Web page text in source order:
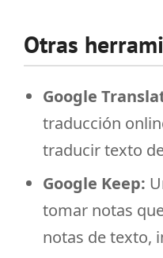
Otras
Google
traducción
traducir texto
Google Keep:
tomar notas
notas de texto,